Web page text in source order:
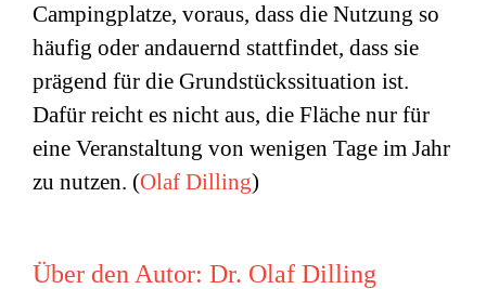
Campingplatze, voraus, dass die Nutzung so
häufig oder andauernd stattfindet, dass sie
prägend für die Grundstückssituation ist.
Dafür reicht es nicht aus, die Fläche nur für
eine Veranstaltung von wenigen Tage im Jahr
zu nutzen. (Olaf Dilling)
Über den Autor: Dr. Olaf Dilling